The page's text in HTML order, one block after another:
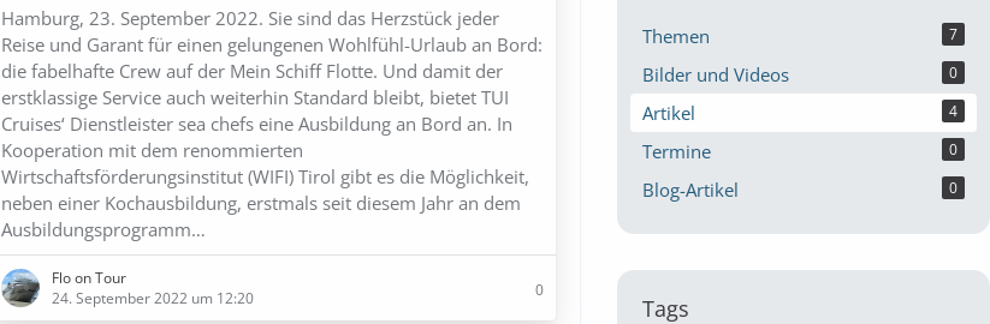
Hamburg, 23. September 2022. Sie sind das Herzstück jeder
Reise und Garant für einen gelungenen Wohlfühl-Urlaub an Bord:
die fabelhafte Crew auf der Mein Schiff Flotte. Und damit der
erstklassige Service auch weiterhin Standard bleibt, bietet TUI
Cruises‘ Dienstleister sea chefs eine Ausbildung an Bord an. In
Kooperation mit dem renommierten
Wirtschaftsförderungsinstitut (WIFI) Tirol gibt es die Möglichkeit,
neben einer Kochausbildung, erstmals seit diesem Jahr an dem
Ausbildungsprogramm…
Flo on Tour
24. September 2022 um 12:20
0
Themen 7
Bilder und Videos 0
Artikel 4
Termine 0
Blog-Artikel 0
Tags